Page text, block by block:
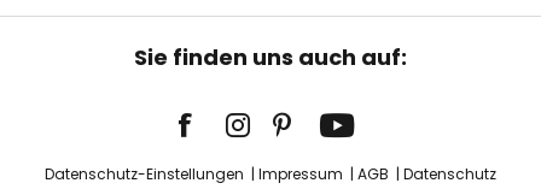
Sie finden uns auch auf:
Datenschutz-Einstellungen Impressum AGB Datenschutz